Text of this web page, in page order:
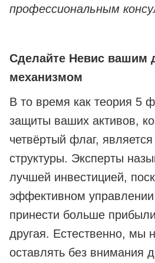
профессиональным
Сделайте Невис вашим
механизмом
В то время как теория 5
защиты ваших активов,
четвёртый флаг,
структуры. Эксперты
лучшей инвестицией,
эффективном
принести больше
другая. Естественно, мы
оставлять без внимания